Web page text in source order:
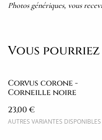
Photos génériques, vous
Vous pourriez
Corvus corone -
Corneille noire
23,00 €
AUTRES VARIANTES DISPONIBLES